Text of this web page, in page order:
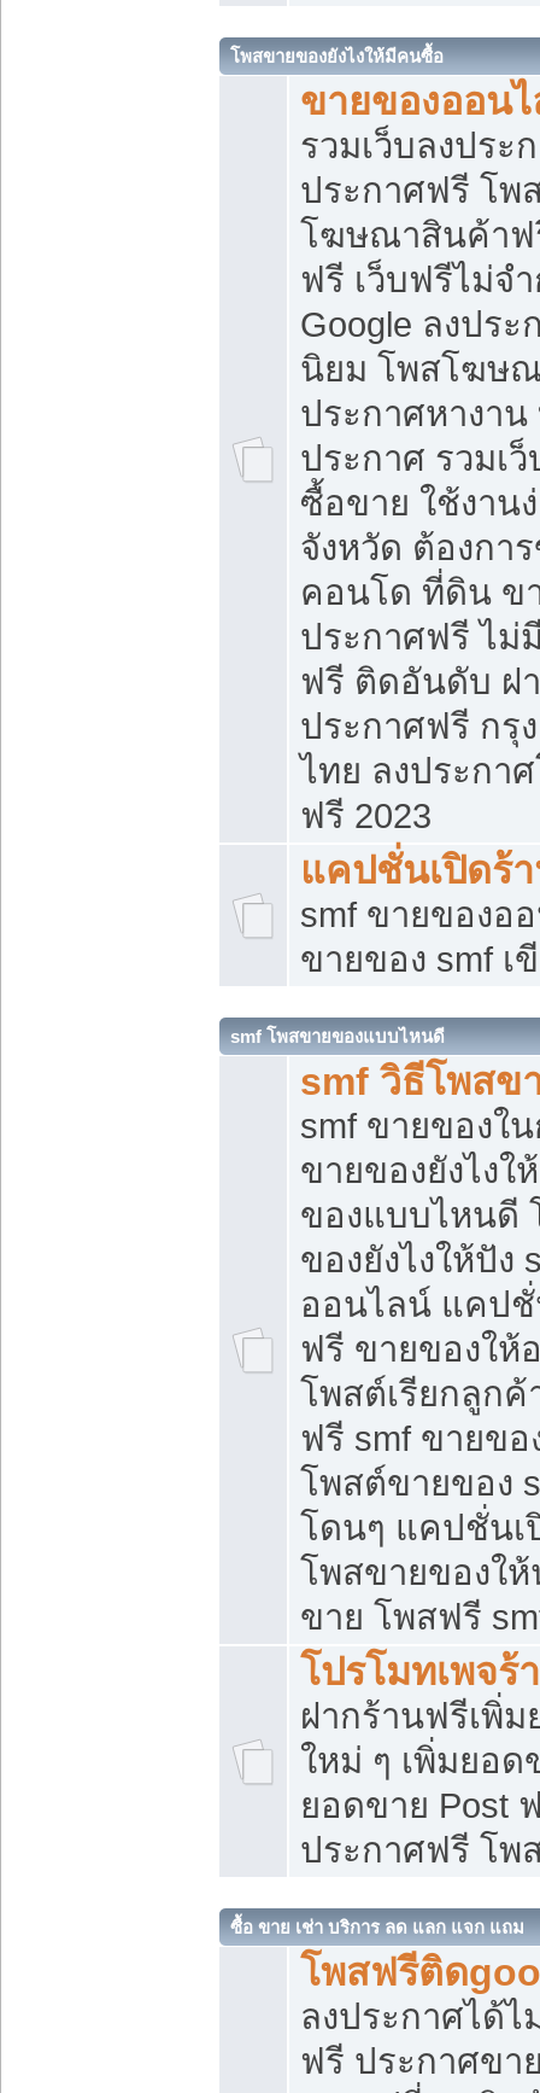
โพสขายของยังไงให้มีคนซื้อ
ขายของออน
รวมเว็บลงประ
ประกาศฟรี โพ
โฆษณาสินค้าฟ
ฟรี เว็บฟรีไม่จ
Google ลงปร
นิยม โพสโฆษ
ประกาศหางาน
ประกาศ รวมเ
ซื้อขาย ใช้งาน
จังหวัด ต้องกา
คอนโด ที่ดิน ข
ประกาศฟรี ไม่
ฟรี ติดอันดับ ฝ
ประกาศฟรี กรุ
ไทย ลงประกา
ฟรี 2023
แคปชั่นเปิดร้
smf ขายของอ
ขายของ smf เ
smf โพสขายของแบบไหนดี
smf วิธีโพสข
smf ขายของใ
ขายของยังไง
ของแบบไหนดี
ของยังไงให้ปั
ออนไลน์ แคป
ฟรี ขายของให้
โพสต์เรียกลูกค้
ฟรี smf ขายขอ
โพสต์ขายของ
โดนๆ แคปชั่นเ
โพสขายของใ
ขาย โพสฟรี
โปรโมทเพจร้
ฝากร้านฟรีเพิ่
ใหม่ ๆ เพิ่มยอด
ยอดขาย Post
ประกาศฟรี โพ
ซื้อ ขาย เช่า บริการ ลด แลก แจก แถม
โพสฟรีติด
ลงประกาศได้
ฟรี ประกาศข